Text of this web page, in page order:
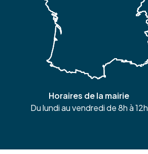
Horaires de la mairie
Du lundi au vendredi de 8h à 12h